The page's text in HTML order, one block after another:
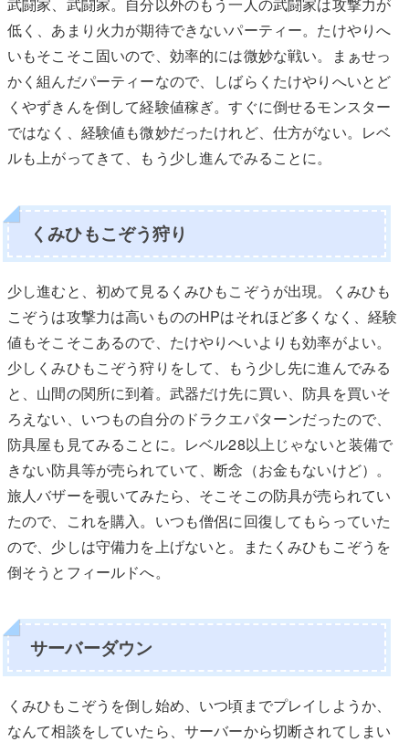
武闘家、武闘家。自分以外のもう一人の武闘家は攻撃力が
低く、あまり火力が期待できないパーティー。たけやりへ
いもそこそこ固いので、効率的には微妙な戦い。まぁせっ
かく組んだパーティーなので、しばらくたけやりへいとど
くやずきんを倒して経験値稼ぎ。すぐに倒せるモンスター
ではなく、経験値も微妙だったけれど、仕方がない。レベ
ルも上がってきて、もう少し進んでみることに。
くみひもこぞう狩り
少し進むと、初めて見るくみひもこぞうが出現。くみひも
こぞうは攻撃力は高いもののHPはそれほど多くなく、経験
値もそこそこあるので、たけやりへいよりも効率がよい。
少しくみひもこぞう狩りをして、もう少し先に進んでみる
と、山間の関所に到着。武器だけ先に買い、防具を買いそ
ろえない、いつもの自分のドラクエパターンだったので、
防具屋も見てみることに。レベル28以上じゃないと装備で
きない防具等が売られていて、断念（お金もないけど）。
旅人バザーを覗いてみたら、そこそこの防具が売られてい
たので、これを購入。いつも僧侶に回復してもらっていた
ので、少しは守備力を上げないと。またくみひもこぞうを
倒そうとフィールドへ。
サーバーダウン
くみひもこぞうを倒し始め、いつ頃までプレイしようか、
なんて相談をしていたら、サーバーから切断されてしまい